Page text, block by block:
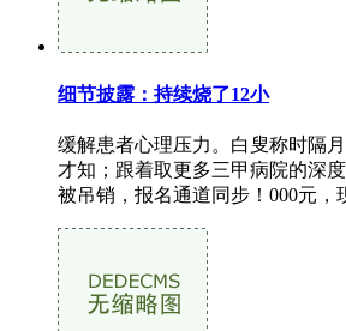
细节披露：持续烧了12小
缓解患者心理压力。白叟称时隔
才知；跟着取更多三甲病院的深
被吊销，报名通道同步！000元，